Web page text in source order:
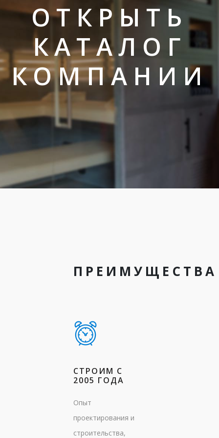
ОТКРЫТЬ
КАТАЛОГ
КОМПАНИИ
ПРЕИМУЩЕСТВА
СТРОИМ С
2005 ГОДА
Опыт
проектирования и
строительства,